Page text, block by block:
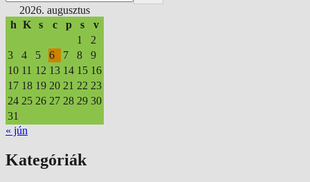
2026. augusztus
h K s c p s
v
1
2
3
4 5 6 7 8
9
10 11 12 13 14 15 16
17 18 19 20 21 22 23
24 25 26 27 28 29 30
31
« jún
Kategóriák